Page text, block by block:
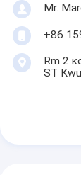
Mr.
+86
Rm 2
ST